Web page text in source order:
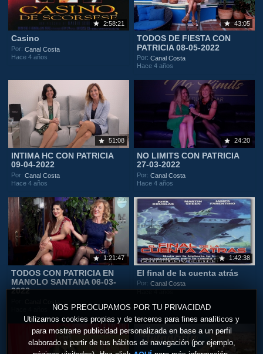
NOS PREOCUPAMOS POR TU PRIVACIDAD
Utilizamos cookies propias y de terceros para fines analíticos y
para mostrarte publicidad personalizada en base a un perfil
elaborado a partir de tus hábitos de navegación (por ejemplo,
2:58:21
Casino
Por:Canal Costa
Hace 4 años
43:05
TODOS DE FIESTA CON
PATRICIA 08-05-2022
Por:Canal Costa
Hace 4 años
51:08
INTIMA HC CON PATRICIA
09-04-2022
Por:Canal Costa
Hace 4 años
24:20
NO LIMITS CON PATRICIA
27-03-2022
Por:Canal Costa
Hace 4 años
1:21:47
TODOS CON PATRICIA EN
MANOLO SANTANA 06-03-
2022
1:42:38
El final de la cuenta atrás
Por:Canal Costa
Hace 4 años